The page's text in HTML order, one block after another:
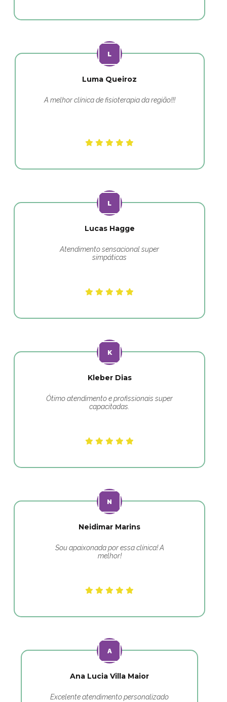
Luma Queiroz
A melhor clínica de fisioterapia da região!!!
Lucas Hagge
Atendimento sensacional super
simpáticas
Kleber Dias
Ótimo atendimento e profissionais super
capacitadas.
Neidimar Marins
Sou apaixonada por essa clínica! A
melhor!
Ana Lucia Villa Maior
Excelente atendimento personalizado